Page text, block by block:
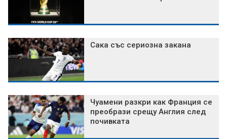
Сака със сериозна закана
Чуамени разкри как Франция се
преобрази срещу Англия след
почивката